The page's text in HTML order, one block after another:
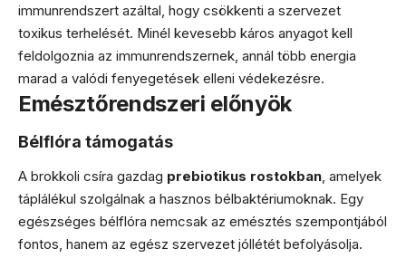
immunrendszert azáltal, hogy csökkenti a szervezet
toxikus terhelését. Minél kevesebb káros anyagot kell
feldolgoznia az immunrendszernek, annál több energia
marad a valódi fenyegetések elleni védekezésre.
Emésztőrendszeri előnyök
Bélflóra támogatás
A brokkoli csíra gazdag prebiotikus rostokban, amelyek
táplálékul szolgálnak a hasznos bélbaktériumoknak. Egy
egészséges bélflóra nemcsak az emésztés szempontjából
fontos, hanem az egész szervezet jóllétét befolyásolja.